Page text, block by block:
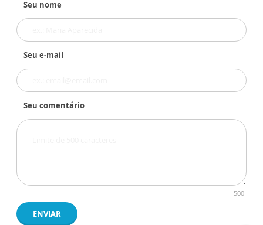
Seu nome
Seu e-mail
Seu comentário
500
ENVIAR